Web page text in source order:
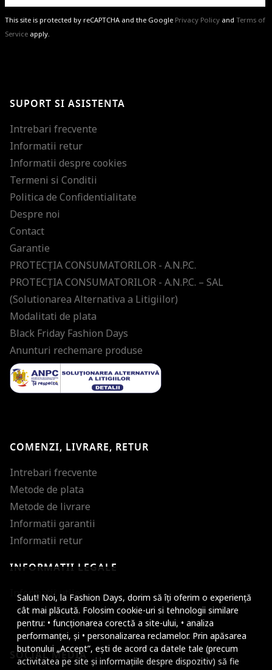
Salut! Noi, la Fashion Days, dorim să îți oferim o experiență
cât mai plăcută. Folosim cookie-uri si tehnologii similare
pentru: • funcționarea corectă a site-ului, • analiza
performanței, și • personalizarea reclamelor. Prin apăsarea
butonului „Accept”, ești de acord ca datele tale (precum
activitatea pe site și informațiile despre dispozitiv) să fie
This site is protected by reCAPTCHA and the Google Privacy Policy and Terms of
Service apply.
ultimele tendinte in moda!
SUPORT SI ASISTENTA
Intrebari frecvente
Informatii retur
Informatii despre cookies
Termeni si Conditii
Politica de Confidentialitate
Despre noi
Contact
Garantie
PROTECŢIA CONSUMATORILOR - A.N.P.C.
PROTECŢIA CONSUMATORILOR - A.N.P.C. – SAL
(Solutionarea Alternativa a Litigiilor)
Modalitati de plata
Black Friday Fashion Days
Anunturi rechemare produse
COMENZI, LIVRARE, RETUR
Intrebari frecvente
Metode de plata
Metode de livrare
Informatii garantii
Informatii retur
INFORMATII LEGALE
Informatii utile
SOCIAL MEDIA
Micsoreaza
Mareste spatierea
Micsoreaza